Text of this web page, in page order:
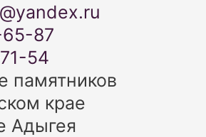
87
54
памятников
крае
Адыгея